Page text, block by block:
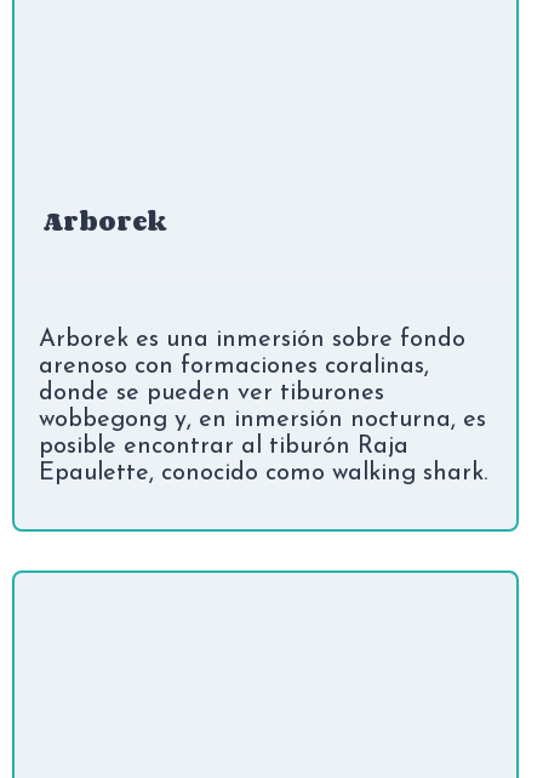
Arborek
Arborek es una inmersión sobre fondo
arenoso con formaciones coralinas,
donde se pueden ver tiburones
wobbegong y, en inmersión nocturna, es
posible encontrar al tiburón Raja
Epaulette, conocido como walking shark.